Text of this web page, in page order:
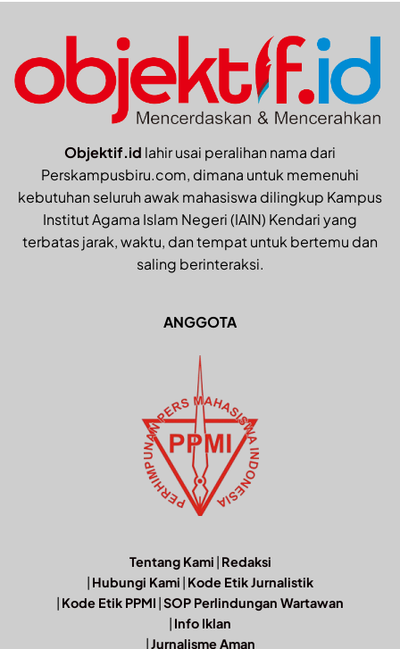
Objektif.id lahir usai peralihan nama dari
Perskampusbiru.com, dimana untuk memenuhi
kebutuhan seluruh awak mahasiswa dilingkup Kampus
Institut Agama Islam Negeri (IAIN) Kendari yang
terbatas jarak, waktu, dan tempat untuk bertemu dan
saling berinteraksi.
ANGGOTA
Tentang Kami | Redaksi
| Hubungi Kami | Kode Etik Jurnalistik
| Kode Etik PPMI |SOP Perlindungan Wartawan
| Info Iklan
|Jurnalisme Aman